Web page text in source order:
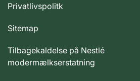
Privatlivspolitk
Sitemap
Tilbagekaldelse på Nestlé
modermælkserstatning